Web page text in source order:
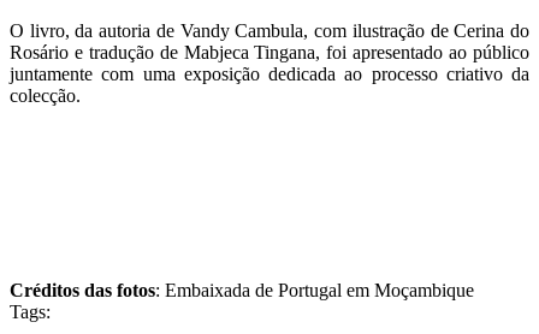
O livro, da autoria de Vandy Cambula, com ilustração de Cerina do
Rosário e tradução de Mabjeca Tingana, foi apresentado ao público
juntamente com uma exposição dedicada ao processo criativo da
colecção.
Créditos das fotos: Embaixada de Portugal em Moçambique
Tags: